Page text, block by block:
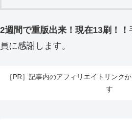
2週間で重版出来！現在13刷！！
員に感謝します。
［PR］記事内のアフィリエイトリンク
す